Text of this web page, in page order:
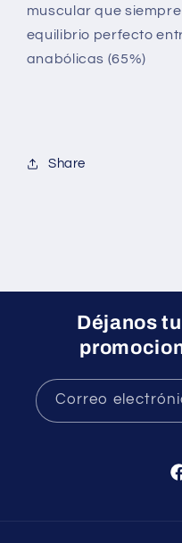
muscular que
equilibrio perfecto
anabólicas (65%)
Share
Déjanos
Correo